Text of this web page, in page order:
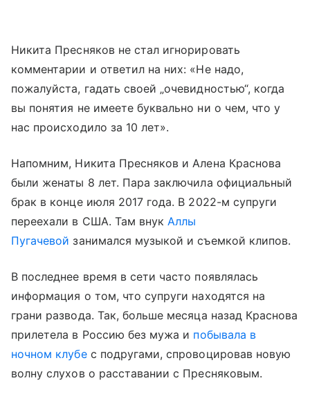
Никита Пресняков не стал игнорировать
комментарии и ответил на них: «Не надо,
пожалуйста, гадать своей „очевидностью“, когда
вы понятия не имеете буквально ни о чем, что у
нас происходило за 10 лет».
Напомним, Никита Пресняков и Алена Краснова
были женаты 8 лет. Пара заключила официальный
брак в конце июля 2017 года. В 2022-м супруги
переехали в США. Там внукАллы
Пугачевой занимался музыкой и съемкой клипов.
В последнее время в сети часто появлялась
информация о том, что супруги находятся на
грани развода. Так, больше месяца назад Краснова
прилетела в Россию без мужа и побывала в
ночном клубес подругами, спровоцировав новую
волну слухов о расставании с Пресняковым.